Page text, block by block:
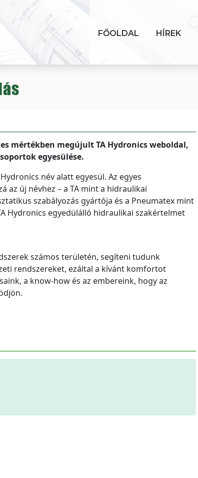
FŐOLDAL HÍREK
mértékben megújult TA Hydronics weboldal,
egyesülése.
név alatt egyesül. Az egyes
az új névhez – a TA mint a hidraulikai
szabályozás gyártója és a Pneumatex mint
Hydronics egyedülálló hidraulikai szakértelmet
számos területén, segíteni tudunk
rendszereket, ezáltal a kívánt komfortot
a know-how és az embereink, hogy az